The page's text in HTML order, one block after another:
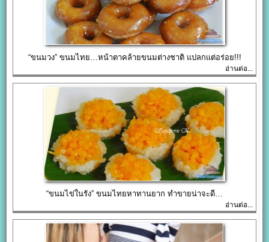
“ขนมวง” ขนมไทย…หน้าตาคล้ายขนมต่างชาติ แปลกแต่อร่อย!!!
อ่านต่อ...
“ขนมไข่ในรัง” ขนมไทยหาทานยาก ทำขายน่าจะดี…
อ่านต่อ...